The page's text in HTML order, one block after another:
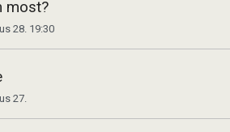
most?
28. 19:30
27.